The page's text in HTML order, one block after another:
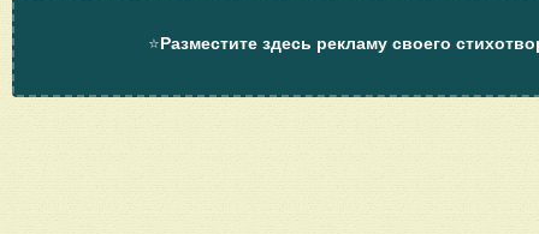
⭐Разместите здесь рекламу своего